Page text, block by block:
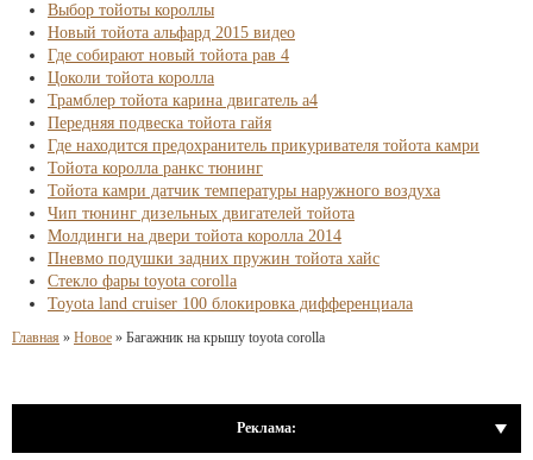
Выбор тойоты короллы
Новый тойота альфард 2015 видео
Где собирают новый тойота рав 4
Цоколи тойота королла
Трамблер тойота карина двигатель а4
Передняя подвеска тойота гайя
Где находится предохранитель прикуривателя тойота камри
Тойота королла ранкс тюнинг
Тойота камри датчик температуры наружного воздуха
Чип тюнинг дизельных двигателей тойота
Молдинги на двери тойота королла 2014
Пневмо подушки задних пружин тойота хайс
Стекло фары toyota corolla
Toyota land cruiser 100 блокировка дифференциала
Главная » Новое » Багажник на крышу toyota corolla
Реклама: